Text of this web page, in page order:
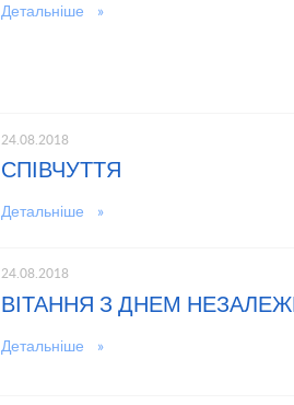
Детальніше »
24.08.2018
СПІВЧУТТЯ
Детальніше »
24.08.2018
ВІТАННЯ З ДНЕМ
Детальніше »